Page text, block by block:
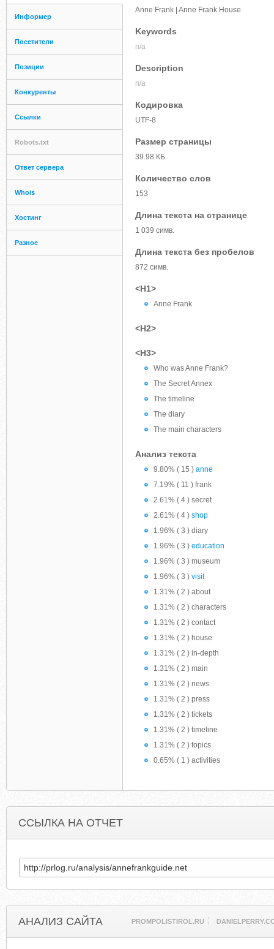
Информер
Посетители
Позиции
Конкуренты
Ссылки
Robots.txt
Ответ сервера
Whois
Хостинг
Разное
Anne Frank | Anne Frank House
Keywords
n/a
Description
n/a
Кодировка
UTF-8
Размер страницы
39.98 КБ
Количество слов
153
Длина текста на странице
1 039 симв.
Длина текста без пробелов
872 симв.
<H1>
Anne Frank
<H2>
<H3>
Who was Anne Frank?
The Secret Annex
The timeline
The diary
The main characters
Анализ текста
9.80% ( 15 ) anne
7.19% ( 11 ) frank
2.61% ( 4 ) secret
2.61% ( 4 ) shop
1.96% ( 3 ) diary
1.96% ( 3 ) education
1.96% ( 3 ) museum
1.96% ( 3 ) visit
1.31% ( 2 ) about
1.31% ( 2 ) characters
1.31% ( 2 ) contact
1.31% ( 2 ) house
1.31% ( 2 ) in-depth
1.31% ( 2 ) main
1.31% ( 2 ) news
1.31% ( 2 ) press
1.31% ( 2 ) tickets
1.31% ( 2 ) timeline
1.31% ( 2 ) topics
0.65% ( 1 ) activities
ССЫЛКА НА ОТЧЕТ
АНАЛИЗ САЙТА PROMPOLISTIROL.RU